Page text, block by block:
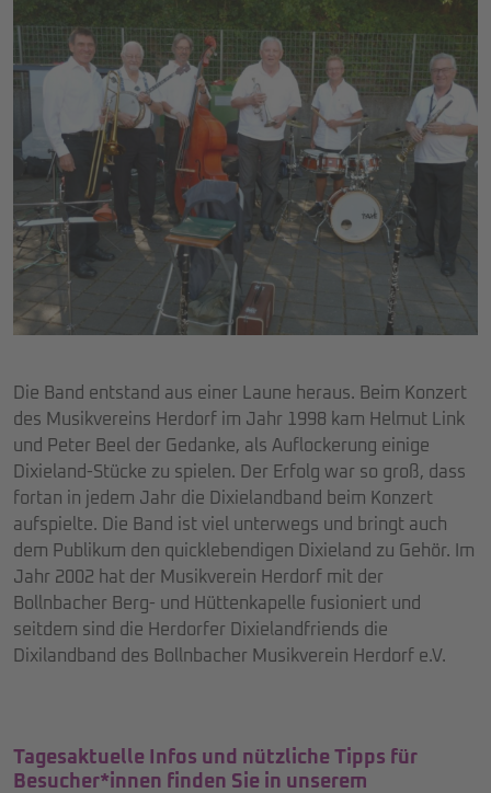
Die Band entstand aus einer Laune heraus. Beim Konzert
des Musikvereins Herdorf im Jahr 1998 kam Helmut Link
und Peter Beel der Gedanke, als Auflockerung einige
Dixieland-Stücke zu spielen. Der Erfolg war so groß, dass
fortan in jedem Jahr die Dixielandband beim Konzert
aufspielte. Die Band ist viel unterwegs und bringt auch
dem Publikum den quicklebendigen Dixieland zu Gehör. Im
Jahr 2002 hat der Musikverein Herdorf mit der
Bollnbacher Berg- und Hüttenkapelle fusioniert und
seitdem sind die Herdorfer Dixielandfriends die
Dixilandband des Bollnbacher Musikverein Herdorf e.V.
Tagesaktuelle Infos und nützliche Tipps für
Besucher*innen finden Sie in unserem